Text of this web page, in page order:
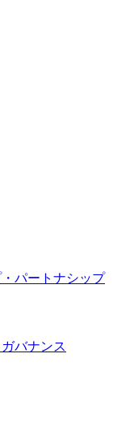
パートナシップ
バナンス